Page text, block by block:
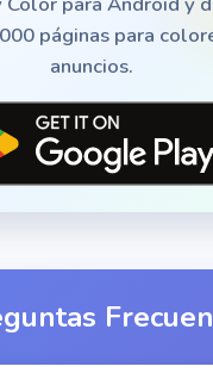
páginas para
anuncios.